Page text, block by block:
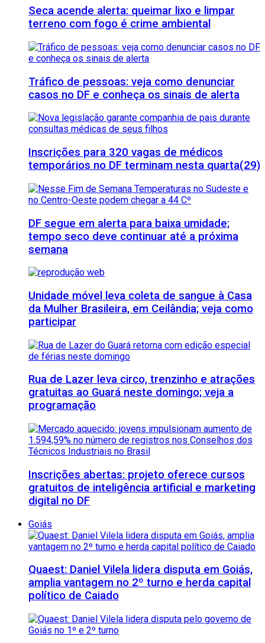
Seca acende alerta: queimar lixo e limpar
terreno com fogo é crime ambiental
Tráfico de pessoas: veja como denunciar
casos no DF e conheça os sinais de alerta
Inscrições para 320 vagas de médicos
temporários no DF terminam nesta quarta(29)
DF segue em alerta para baixa umidade;
tempo seco deve continuar até a próxima
semana
Unidade móvel leva coleta de sangue à Casa
da Mulher Brasileira, em Ceilândia; veja como
participar
Rua de Lazer leva circo, trenzinho e atrações
gratuitas ao Guará neste domingo; veja a
programação
Inscrições abertas: projeto oferece cursos
gratuitos de inteligência artificial e marketing
digital no DF
Goiás
Quaest: Daniel Vilela lidera disputa em Goiás,
amplia vantagem no 2º turno e herda capital
político de Caiado